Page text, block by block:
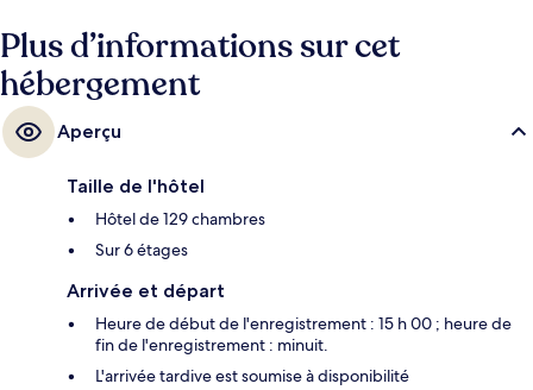
et l'emplacement. Les transports publics se situent à une courte
distance à pied : Station de métro Holborn est à 4 min et Station de
métro Tottenham Court Road, à 5 min.
Plus d’informations sur cet
hébergement
Aperçu
Taille de l'hôtel
Hôtel de 129 chambres
Sur 6 étages
Arrivée et départ
Heure de début de l'enregistrement : 15 h 00 ; heure de
fin de l'enregistrement : minuit.
L'arrivée tardive est soumise à disponibilité